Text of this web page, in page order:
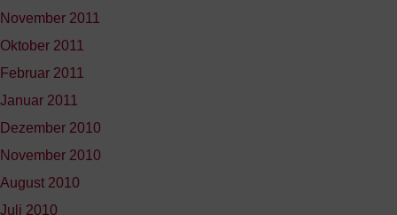
November 2011
Oktober 2011
Februar 2011
Januar 2011
Dezember 2010
November 2010
August 2010
Juli 2010